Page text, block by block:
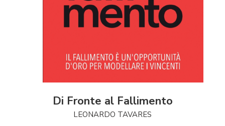
Di Fronte al Fallimento
LEONARDO TAVARES